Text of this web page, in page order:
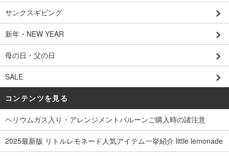
サンクスギビング
新年・NEW YEAR
母の日・父の日
SALE
コンテンツを見る
ヘリウムガス入り・アレンジメントバルーンご購入時の諸注意
2025最新版 リトルレモネード人気アイテム一挙紹介 little lemonade